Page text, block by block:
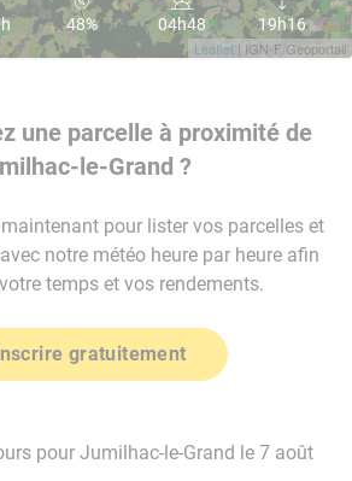
Leaflet | IGN-F/Geoportail
48% 04h48 19h16
une parcelle à proximité de
le-Grand ?
pour lister vos parcelles et
notre météo heure par heure afin
temps et vos rendements.
gratuitement
pour Jumilhac-le-Grand le 7 août